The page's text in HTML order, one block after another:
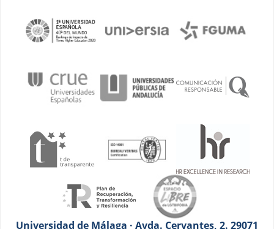
Universidad de Málaga · Avda. Cervantes, 2. 29071